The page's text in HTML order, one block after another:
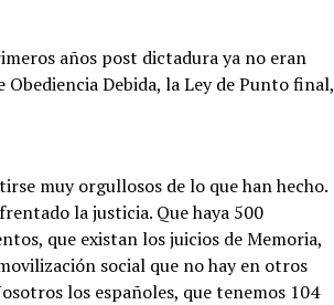
años post dictadura ya no eran
Debida, la Ley de Punto final,
muy orgullosos de lo que han hecho.
la justicia. Que haya 500
que existan los juicios de Memoria,
social que no hay en otros
los españoles, que tenemos 104